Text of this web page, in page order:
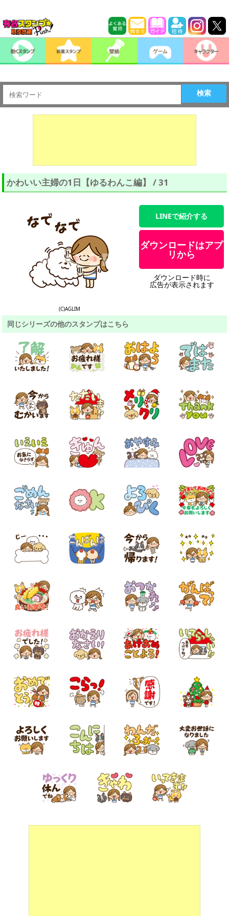
検索
かわいい主婦の1日【ゆるわんこ編】 / 31
(C)AGLIM
LINEで紹介する
ダウンロードはアプ
リから
ダウンロード時に
広告が表示されます
同じシリーズの他のスタンプはこちら